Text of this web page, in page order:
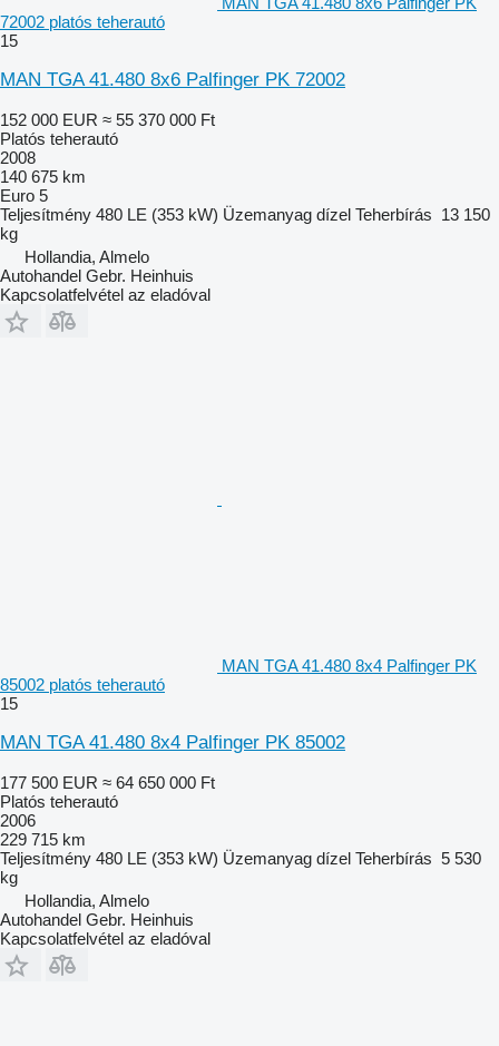
72002 platós teherautó
15
MAN TGA 41.480 8x6 Palfinger PK 72002
152 000 EUR ≈ 55 370 000 Ft
Platós teherautó
2008
140 675 km
Euro 5
Teljesítmény 480 LE (353 kW) Üzemanyag dízel Teherbírás 13 150
kg
Hollandia, Almelo
Autohandel Gebr. Heinhuis
Kapcsolatfelvétel az eladóval
MAN TGA 41.480 8x4 Palfinger PK
85002 platós teherautó
15
MAN TGA 41.480 8x4 Palfinger PK 85002
177 500 EUR ≈ 64 650 000 Ft
Platós teherautó
2006
229 715 km
Teljesítmény 480 LE (353 kW) Üzemanyag dízel Teherbírás 5 530
kg
Hollandia, Almelo
Autohandel Gebr. Heinhuis
Kapcsolatfelvétel az eladóval